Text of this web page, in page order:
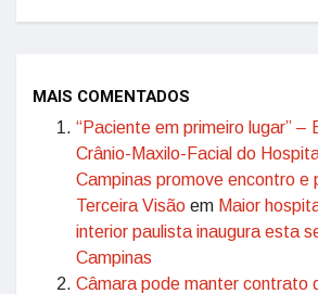
MAIS COMENTADOS
“Paciente em primeiro lugar” –
Crânio-Maxilo-Facial do
Campinas promove encontro e
Terceira Visão em Maior
interior paulista inaugura esta
Campinas
Câmara pode manter contrato